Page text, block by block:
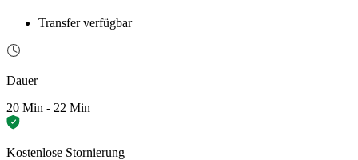
Transfer verfügbar
Dauer
20 Min - 22 Min
Kostenlose Stornierung